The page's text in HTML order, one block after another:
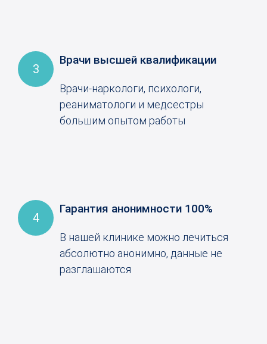
3
Врачи высшей квалификации
Врачи-наркологи, психологи,
реаниматологи и медсестры
большим опытом работы
4
Гарантия анонимности 100%
В нашей клинике можно лечиться
абсолютно анонимно, данные не
разглашаются